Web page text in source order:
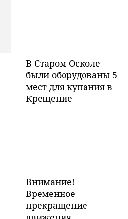
В Старом Осколе
были оборудованы 5
мест для купания в
Крещение
Внимание!
Временное
прекращение